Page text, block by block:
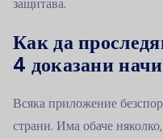
защитава.
Как да
4 доказани
Всяка приложение
страни. Има обаче